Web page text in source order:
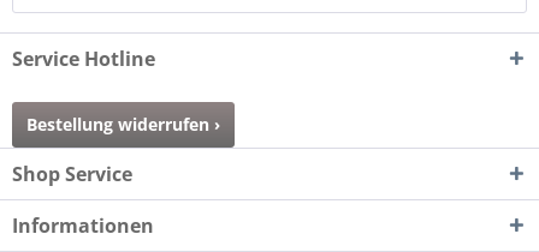
Service Hotline
Bestellung widerrufen ›
Shop Service
Informationen